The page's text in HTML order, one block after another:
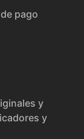
pago
y
y